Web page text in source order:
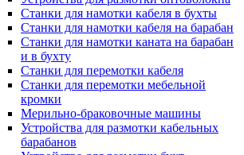
Станки для намотки кабеля в бухты
Станки для намотки кабеля на барабан
Станки для намотки каната на барабан
и в бухту
Станки для перемотки кабеля
Станки для перемотки мебельной
кромки
Мерильно-браковочные машины
Устройства для размотки кабельных
барабанов